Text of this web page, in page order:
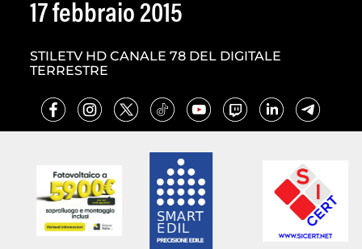
17 febbraio 2015
STILETV HD CANALE 78 DEL DIGITALE
TERRESTRE